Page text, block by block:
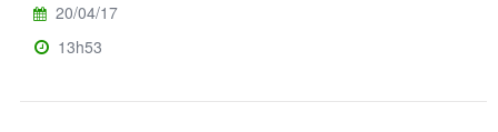
20/04/17
13h53